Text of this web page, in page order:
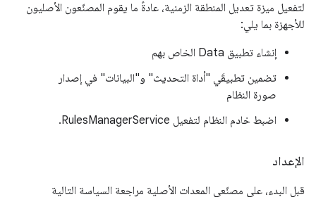
لتفعيل ميزة تعديل المنطقة الزمنية، عادةً ما يقوم المصنّعون الأصليون
للأجهزة بما يلي:
إنشاء تطبيق Data الخاص بهم
تضمين تطبيقَي "أداة التحديث" و"البيانات" في إصدار
صورة النظام
اضبط خادم النظام لتفعيل RulesManagerService.
الإعداد
قبل البدء، على مصنّعي المعدات الأصلية مراجعة السياسة التالية